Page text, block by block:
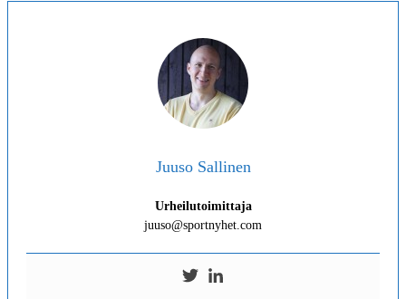
Juuso Sallinen
Urheilutoimittaja
juuso@sportnyhet.com